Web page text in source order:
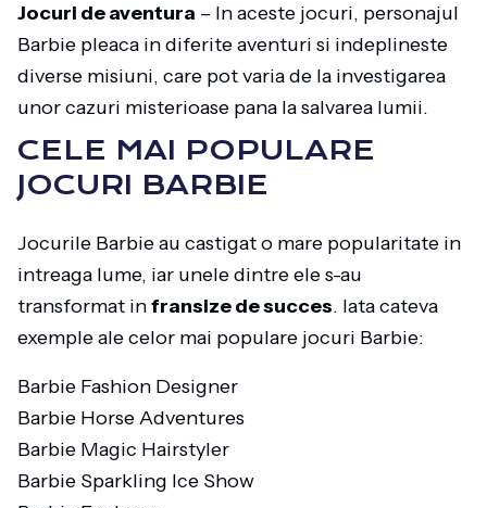
Jocuri de aventura – In aceste jocuri, personajul
Barbie pleaca in diferite aventuri si indeplineste
diverse misiuni, care pot varia de la investigarea
unor cazuri misterioase pana la salvarea lumii.
CELE MAI POPULARE
JOCURI BARBIE
Jocurile Barbie au castigat o mare popularitate in
intreaga lume, iar unele dintre ele s-au
transformat infransize de succes. Iata cateva
exemple ale celor mai populare jocuri Barbie:
Barbie Fashion Designer
Barbie Horse Adventures
Barbie Magic Hairstyler
Barbie Sparkling Ice Show